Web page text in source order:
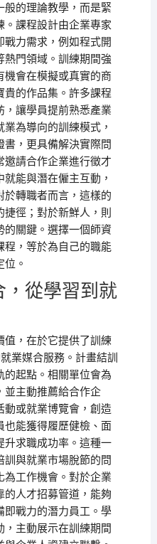
般的理論教學，而是緊
。課程設計由企業專家
力需求，例如程式開
熱門領域。訓練期間強
機會在模擬或真實的商
貴的作品集。許多課程
，讓學員提前熟悉產業
為導向的訓練模式，
，更具備解決實際問
邀請合作企業進行徵才
能與潛在僱主互動，
於轉職者而言，這樣的
徑；對於新鮮人，則
的關鍵。選擇一個師資
程，等於為自己的職能
。
，從學習到就
值，在於它提供了訓練
業媒合服務。計畫結訓
的起點。相關單位會為
並主動推薦給合作企
動或就業博覽會，創造
也能獲得履歷健檢、面
升求職成功率。這種一
與就業市場脫節的問
為工作機會。對於企業
的人才招募管道，能夠
即戰力的潛力員工。學
，主動展示在訓練期間